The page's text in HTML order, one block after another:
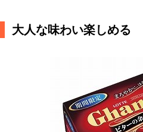
大人な味わい楽しめる